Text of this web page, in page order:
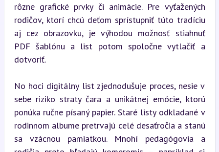
rôzne grafické prvky či animácie. Pre vyťažených
rodičov, ktorí chcú deťom sprístupniť túto tradíciu
aj cez obrazovku, je výhodou možnosť stiahnuť
PDF šablónu a list potom spoločne vytlačiť a
dotvoriť.
No hoci digitálny list zjednodušuje proces, nesie v
sebe riziko straty čara a unikátnej emócie, ktorú
ponúka ručne písaný papier. Staré listy odkladané v
rodinnom albume pretrvajú celé desaťročia a stanú
sa vzácnou pamiatkou. Mnohí pedagógovia a